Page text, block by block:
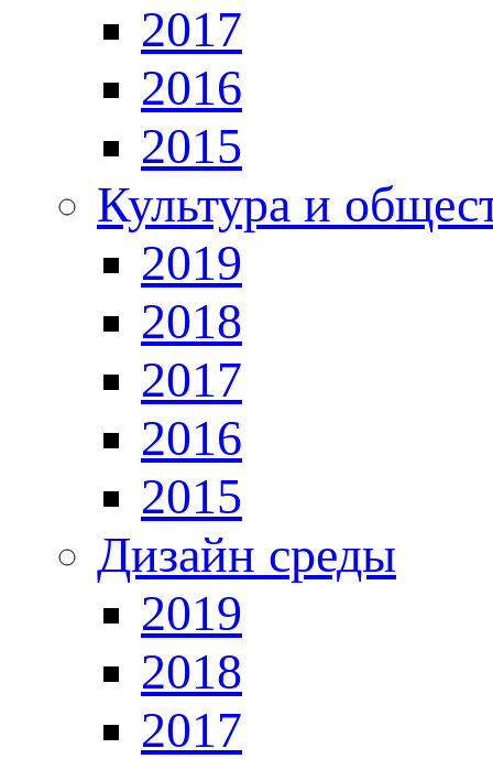
2017
2016
2015
Культура и
2019
2018
2017
2016
2015
Дизайн среды
2019
2018
2017